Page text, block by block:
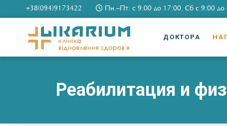
+38(094)9173422 Пн.–Пт. c 9:00 до 17:00. Сб c 9:00 до
ДОКТОРА
Реабилитация и